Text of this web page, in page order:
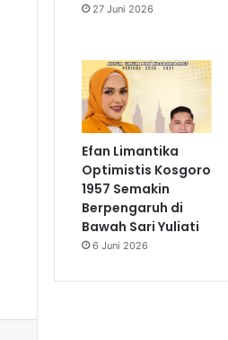
27 Juni 2026
Efan Limantika
Optimistis Kosgoro
1957 Semakin
Berpengaruh di
Bawah Sari Yuliati
6 Juni 2026